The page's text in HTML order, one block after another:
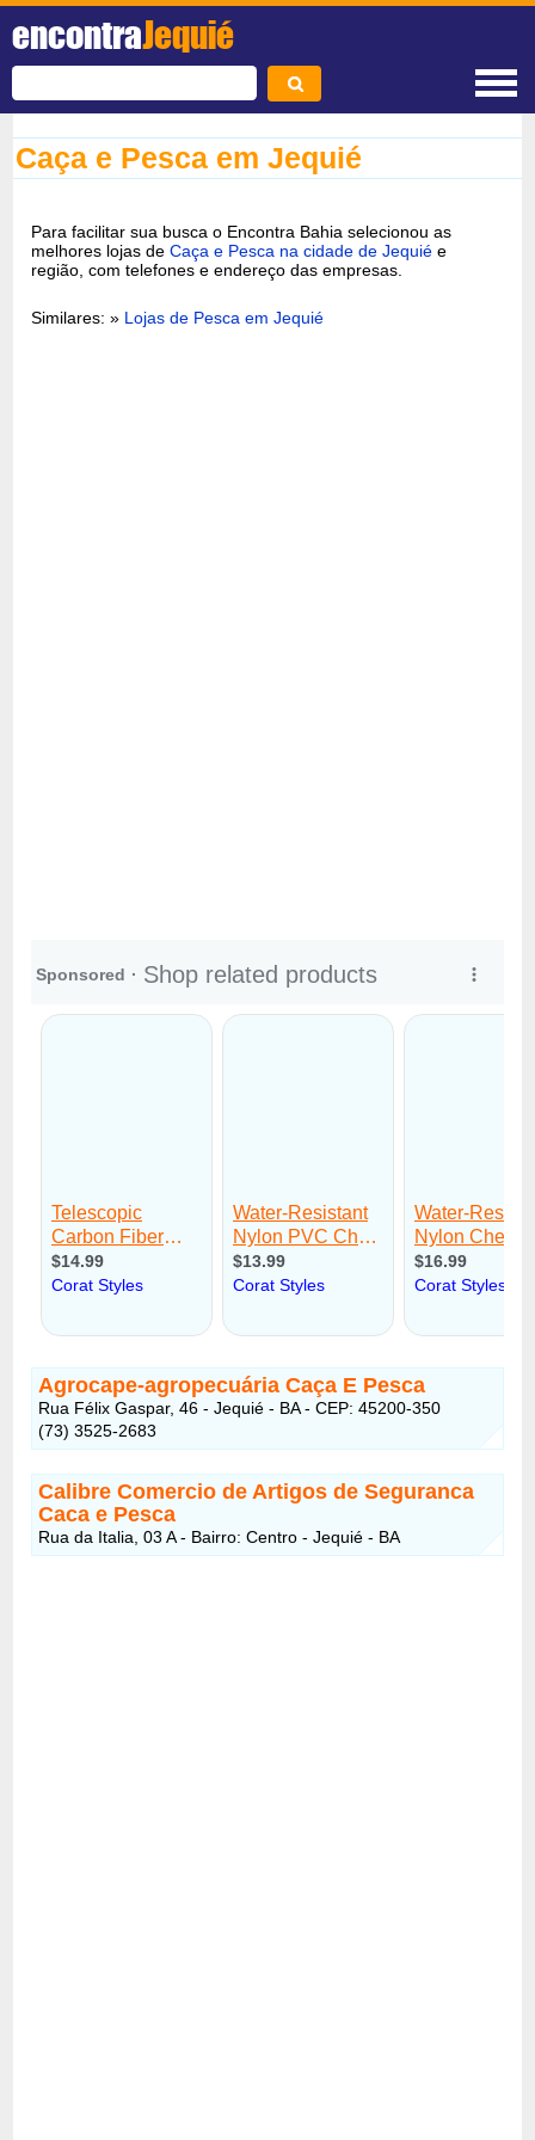
encontraJequié
Caça e Pesca em Jequié
Para facilitar sua busca o Encontra Bahia selecionou as
melhores lojas deCaça e Pesca na cidade de Jequié e
região, com telefones e endereço das empresas.
Similares: » Lojas de Pesca em Jequié
Agrocape-agropecuária Caça E Pesca
Rua Félix Gaspar, 46 - Jequié - BA - CEP: 45200-350
(73) 3525-2683
Calibre Comercio de Artigos de Seguranca
Caca e Pesca
Rua da Italia, 03 A - Bairro: Centro - Jequié - BA